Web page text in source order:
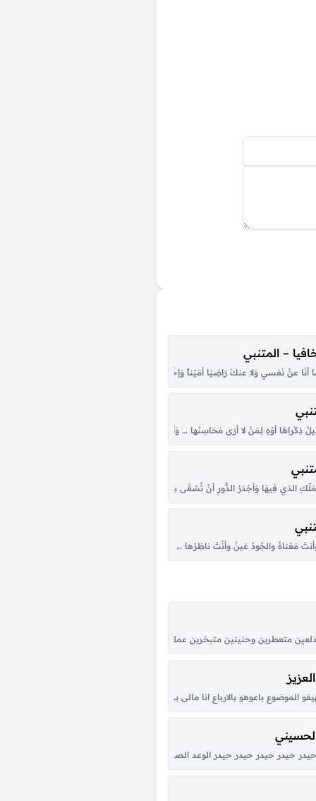
شارِباً … وَرَدَ الفُراتَ زَئيرُهُ وَالنيلا مُتَخَضِّبٌ بِدَمِ الفَوارِسِ لابِسٌ … في غيلِهِ مِن
– المتنبي
عنْ نَفسي وَلا عنكَ رَاضِيَا أمَيْناً وَإخْلافاً وَغَدْراً وَخِسّةً … وَجُبْناً، أشَخصاً لُحتَ لي
تَرْضَى أنْ تَعيشَ بذِلّةٍ … فَلا تَسْتَعِدّنّ الحُسامَ اليَمَانِيَا وَلا تَستَطيلَنّ الرّماحَ لِغَارَةٍ
ذِكْراهَا أوْهِ لِمَنْ لا أرَى مَحَاسِنَها … وَأصْلُ وَاهاً وَأوْهِ مَرْآهَا شَامِيّةٌ طَالَمَا خَلَوْتُ
اللّؤمَ مَنْخِرُهُ وَفُوهُ أشَذَّ بعِرْسِهِ عَنّي عَبيدي … فأتْلَفَهُمْ وَمَالي أتْلَفُوهُ فإنْ شَقِيَتْ
الذي فِيهَا وَأجْدَرُ الدُّورِ أنْ تُسْقَى بسَاكِنِها … دارٌ غَدا النّاسُ يَستَسقُونَ أهليهَا
… ولَيسَ إلاّ الحَديدَ أمْواهُ
مَعْناهُ والجُودُ عَينٌ وأنْتَ ناظِرُها … والبأسُ باعٌ وأنتَ يُمْناهُ أفْدي الذي كلُّ مَأزِقٍ
لو تشوف الدمع بحداقي حتى ولو عن طريق الكذب جاملته يعني
متعطرين وحنينين متبخرين عملوا الحرير يا ولا، شبه البنات لولا البنات يا ولا
والمح في خدود الشمس وجهك ساطع وربك اعدّ الوقت بس اوصل واشوفك صدق
الموضوع باعوهو بالارباع انا مالى بى الزى ديل ليه ياخ من القله بس كلو من
عـلى وعــد اللقـا لو مـوعــدك لاغي كـأن النبض مُهْــرٍ مــا وقـف عَــدوه فـلا شـاح
حيدر حيدر حيدر حيدر الوعد الصادق علي المنصور الأولي الصوت الحيدري